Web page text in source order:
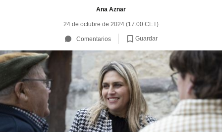
Ana Aznar
24 de octubre de 2024 (17:00 CET)
Comentarios Guardar